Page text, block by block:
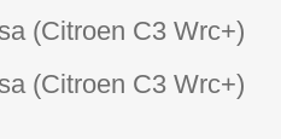
(Citroen C3 Wrc+)
(Citroen C3 Wrc+)